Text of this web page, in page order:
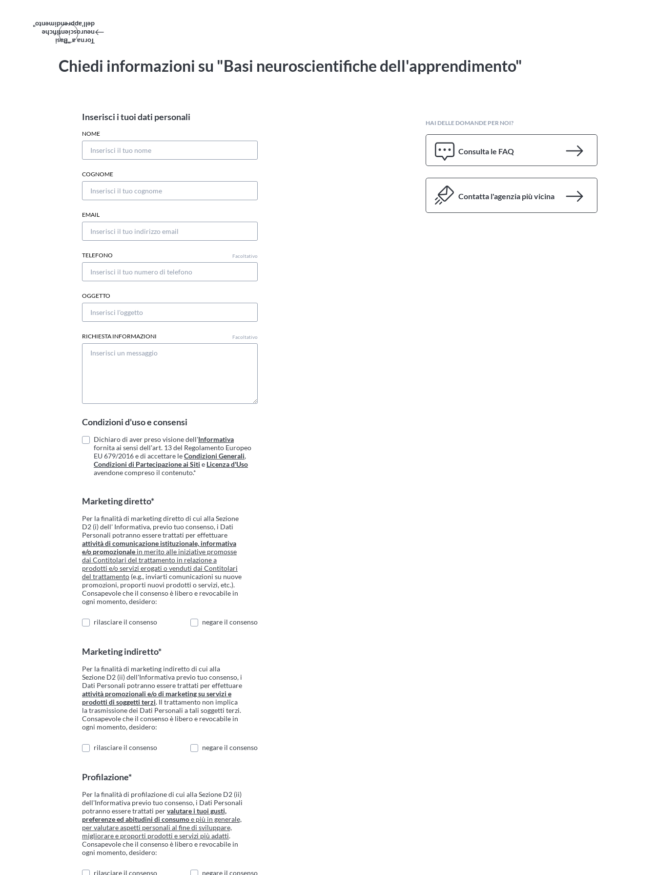
Torna a "Basi
neuroscientifiche
dell'apprendimento"
Chiedi informazioni su "Basi neuroscientifiche dell'apprendimento"
Inserisci i tuoi dati personali
NOME
COGNOME
EMAIL
TELEFONO Facoltativo
OGGETTO
RICHIESTA INFORMAZIONI Facoltativo
Condizioni d'uso e consensi
Dichiaro di aver preso visione dell'Informativa
fornita ai sensi dell'art. 13 del Regolamento Europeo
EU 679/2016 e di accettare leCondizioni Generali,
Condizioni di Partecipazione ai Siti e Licenza d'Uso
avendone compreso il contenuto.*
Marketing diretto*
Per la finalità di marketing diretto di cui alla Sezione
D2 (i) dell' Informativa, previo tuo consenso, i Dati
Personali potranno essere trattati per effettuare
attività di comunicazione istituzionale, informativa
e/o promozionale in merito alle iniziative promosse
dai Contitolari del trattamento in relazione a
prodotti e/o servizi erogati o venduti dai Contitolari
del trattamento (e.g., inviarti comunicazioni su nuove
promozioni, proporti nuovi prodotti o servizi, etc.).
Consapevole che il consenso è libero e revocabile in
ogni momento, desidero:
rilasciare il consenso negare il consenso
Marketing indiretto*
Per la finalità di marketing indiretto di cui alla
Sezione D2 (ii) dell'Informativa previo tuo consenso, i
Dati Personali potranno essere trattati per effettuare
attività promozionali e/o di marketing su servizi e
prodotti di soggetti terzi. Il trattamento non implica
la trasmissione dei Dati Personali a tali soggetti terzi.
Consapevole che il consenso è libero e revocabile in
ogni momento, desidero:
rilasciare il consenso negare il consenso
Profilazione*
Per la finalità di profilazione di cui alla Sezione D2 (ii)
dell'Informativa previo tuo consenso, i Dati Personali
potranno essere trattati pervalutare i tuoi gusti,
preferenze ed abitudini di consumoe più in generale,
per valutare aspetti personali al fine di sviluppare,
migliorare e proporti prodotti e servizi più adatti.
Consapevole che il consenso è libero e revocabile in
ogni momento, desidero:
rilasciare il consenso negare il consenso
HAI DELLE DOMANDE PER NOI?
Consulta le FAQ
Contatta l'agenzia più vicina